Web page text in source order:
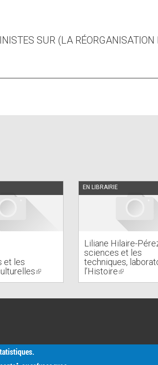
SUR (LA
et les
(link
is
EN LIBRAIRIE
Liliane Hilaire-
sciences et les
techniques,
l’Histoire(link
is